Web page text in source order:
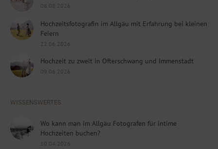
08.08.2026
Hochzeitsfotografin im Allgäu mit Erfahrung bei kleinen
Feiern
22.06.2026
Hochzeit zu zweit in Ofterschwang und Immenstadt
09.06.2026
WISSENSWERTES
Wo kann man im Allgäu Fotografen für intime
Hochzeiten buchen?
10.04.2026